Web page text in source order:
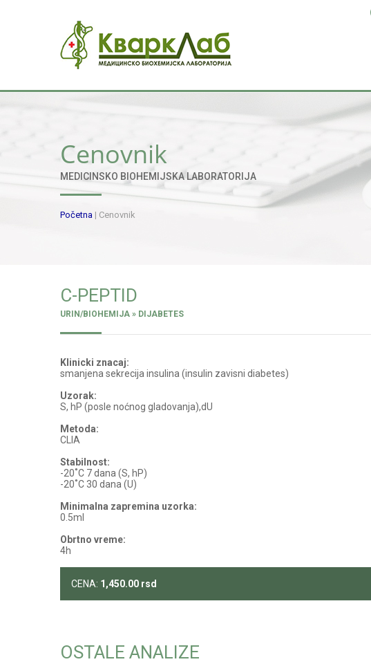
Cenovnik
MEDICINSKO BIOHEMIJSKA LABORATORIJA
Početna | Cenovnik
C-PEPTID
URIN/BIOHEMIJA » DIJABETES
Klinicki znacaj:
smanjena sekrecija insulina (insulin zavisni diabetes)
Uzorak:
S, hP (posle noćnog gladovanja),dU
Metoda:
CLIA
Stabilnost:
-20˚C 7 dana (S, hP)
-20˚C 30 dana (U)
Minimalna zapremina uzorka:
0.5ml
Obrtno vreme:
4h
CENA: 1,450.00 rsd
OSTALE ANALIZE